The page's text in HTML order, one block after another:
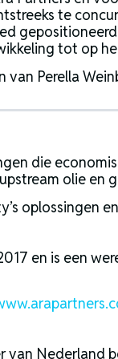
te
tot op
Perella
die
olie en
oplossingen
en is een
Nederland